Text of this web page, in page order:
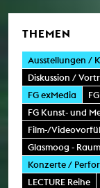
THEMEN
Ausstellungen /
Diskussion /
FG exMedia
FG Kunst- und
Film-/
Glasmoog -
Konzerte /
LECTURE Reihe